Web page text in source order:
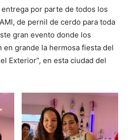
por parte de todos los
de pernil de cerdo para toda
gran evento donde los
grande la hermosa fiesta del
Exterior”, en esta ciudad del